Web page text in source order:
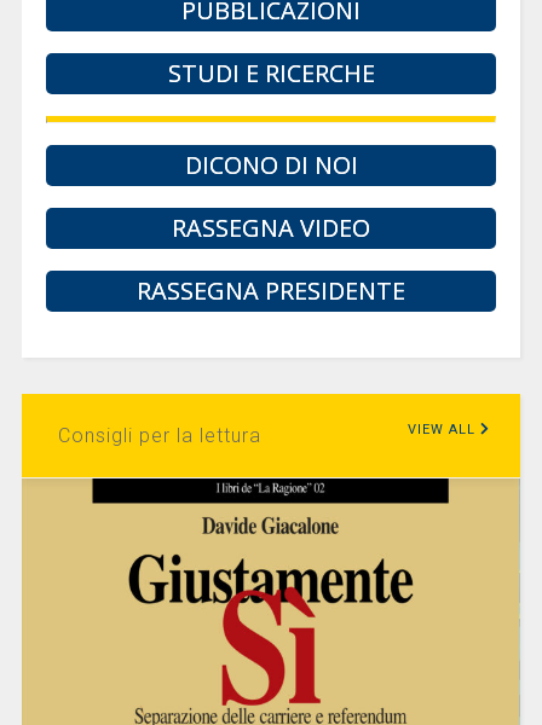
PUBBLICAZIONI
STUDI E RICERCHE
DICONO DI NOI
RASSEGNA VIDEO
RASSEGNA PRESIDENTE
Consigli per la lettura VIEW ALL